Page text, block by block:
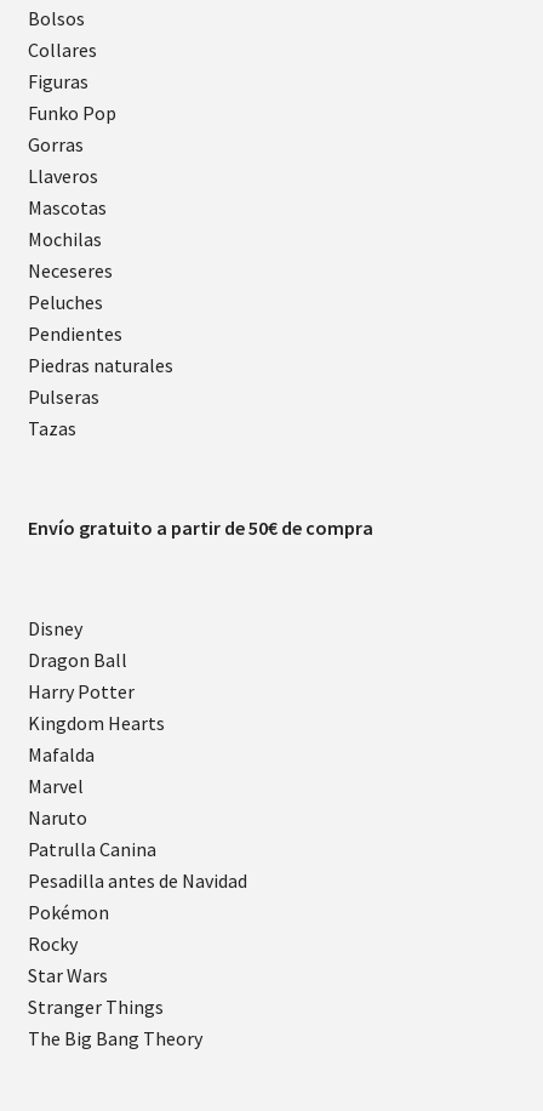
Bolsos
Collares
Figuras
Funko Pop
Gorras
Llaveros
Mascotas
Mochilas
Neceseres
Peluches
Pendientes
Piedras naturales
Pulseras
Tazas
Envío gratuito a partir de 50€ de compra
Disney
Dragon Ball
Harry Potter
Kingdom Hearts
Mafalda
Marvel
Naruto
Patrulla Canina
Pesadilla antes de Navidad
Pokémon
Rocky
Star Wars
Stranger Things
The Big Bang Theory